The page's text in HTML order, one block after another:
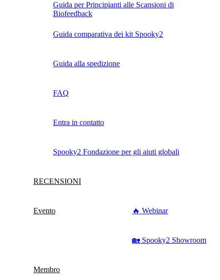
Guida per Principianti alle Scansioni di
Biofeedback
Guida comparativa dei kit Spooky2
Guida alla spedizione
FAQ
Entra in contatto
Spooky2 Fondazione per gli aiuti globali
RECENSIONI
Evento 🔥 Webinar
🏡 Spooky2 Showroom
Membro